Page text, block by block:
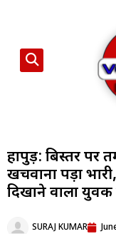
हापुड़: बिस्तर पर
खिंचवाना पड़ा
दिखाने वाला युवक
SURAJ KUMAR